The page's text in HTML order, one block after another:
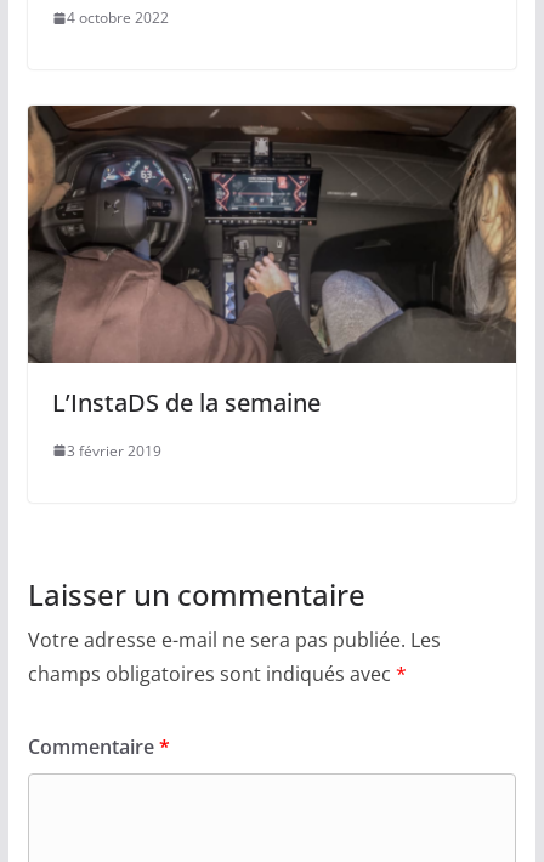
4 octobre 2022
L’InstaDS de la semaine
3 février 2019
Laisser un commentaire
Votre adresse e-mail ne sera pas publiée. Les
champs obligatoires sont indiqués avec *
Commentaire*